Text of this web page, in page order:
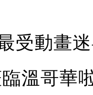
受動畫
溫哥華